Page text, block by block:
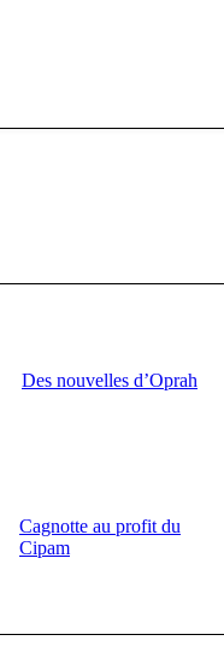
Des nouvelles d’Oprah
Cagnotte au profit du
Cipam